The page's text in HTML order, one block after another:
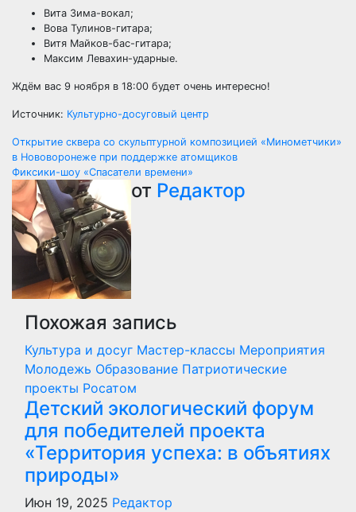
Вита Зима-вокал;
Вова Тулинов-гитара;
Витя Майков-бас-гитара;
Максим Левахин-ударные.
Ждём вас 9 ноября в 18:00 будет очень интересно!
Источник: Культурно-досуговый центр
Навигация
по
записям
Открытие сквера со скульптурной композицией «Минометчики»
в Нововоронеже при поддержке атомщиков
Фиксики-шоу «Спасатели времени»
от Редактор
Похожая запись
Культура и досуг Мастер-классы Мероприятия
Молодежь Образование Патриотические
проекты Росатом
Детский экологический форум
для победителей проекта
«Территория успеха: в объятиях
природы»
Июн 19, 2025 Редактор